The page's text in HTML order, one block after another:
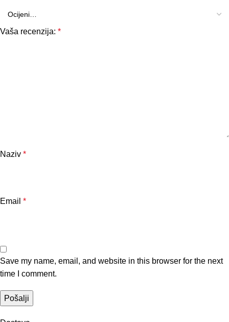
Vaša recenzija: *
Naziv *
Email *
Save my name, email, and website in this browser for the next
time I comment.